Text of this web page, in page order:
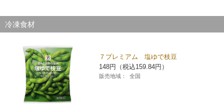
冷凍食材
７プレミアム 塩ゆで枝豆
148円（税込159.84円）
販売地域： 全国